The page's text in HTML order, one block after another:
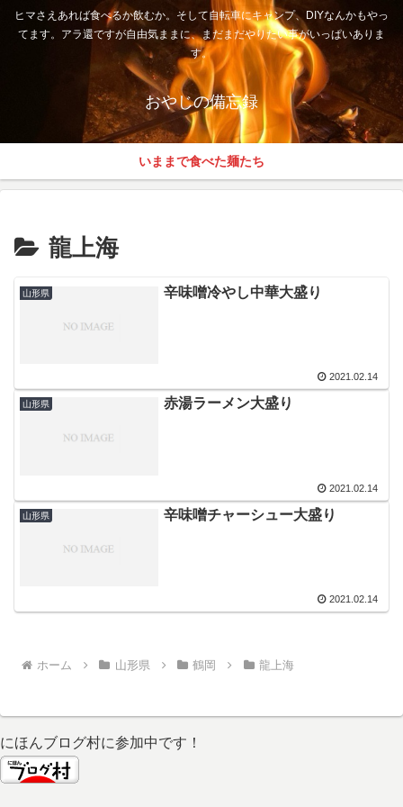
ヒマさえあれば食べるか飲むか。そして自転車にキャンプ、DIYなんかもやっ
てます。アラ還ですが自由気ままに、まだまだやりたい事がいっぱいありま
す。
おやじの備忘録
いままで食べた麺たち
龍上海
山形県 辛味噌冷やし中華大盛り
2021.02.14
山形県 赤湯ラーメン大盛り
2021.02.14
山形県 辛味噌チャーシュー大盛り
2021.02.14
ホーム 山形県 鶴岡 龍上海
にほんブログ村に参加中です！